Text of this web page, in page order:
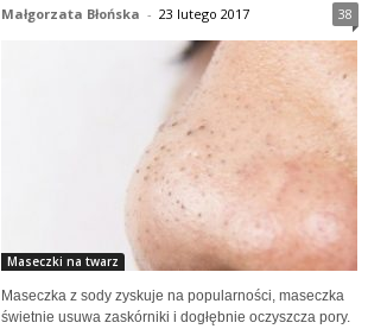
Małgorzata Błońska - 23 lutego 2017 38
Maseczki na twarz
Maseczka z sody zyskuje na popularności, maseczka
świetnie usuwa zaskórniki i dogłębnie oczyszcza pory.